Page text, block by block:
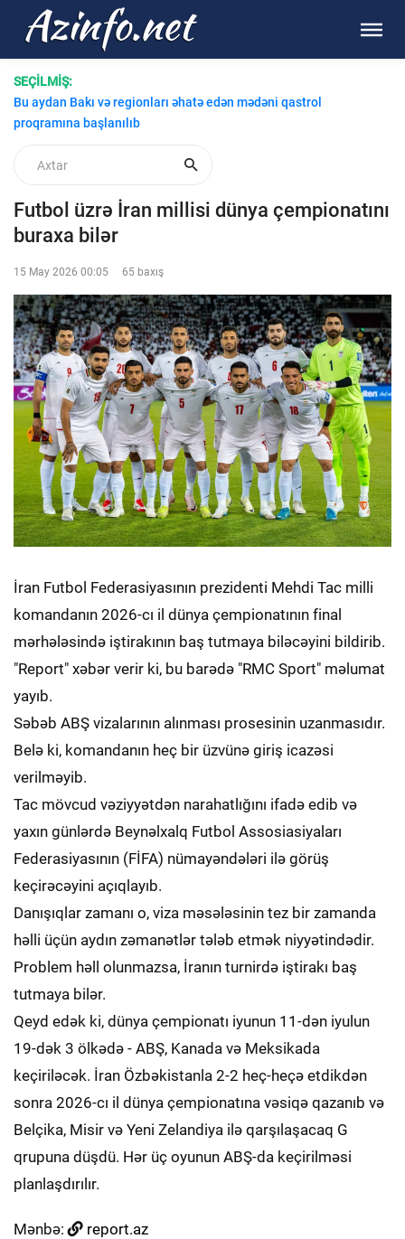
SEÇİLMİŞ:
Bu aydan Bakı və regionları əhatə edən mədəni qastrol
proqramına başlanılıb
Futbol üzrə İran millisi dünya çempionatını
buraxa bilər
15 May 2026 00:05 65 baxış
İran Futbol Federasiyasının prezidenti Mehdi Tac milli
komandanın 2026-cı il dünya çempionatının final
mərhələsində iştirakının baş tutmaya biləcəyini bildirib.
"Report" xəbər verir ki, bu barədə "RMC Sport" məlumat
yayıb.
Səbəb ABŞ vizalarının alınması prosesinin uzanmasıdır.
Belə ki, komandanın heç bir üzvünə giriş icazəsi
verilməyib.
Tac mövcud vəziyyətdən narahatlığını ifadə edib və
yaxın günlərdə Beynəlxalq Futbol Assosiasiyaları
Federasiyasının (FİFA) nümayəndələri ilə görüş
keçirəcəyini açıqlayıb.
Danışıqlar zamanı o, viza məsələsinin tez bir zamanda
həlli üçün aydın zəmanətlər tələb etmək niyyətindədir.
Problem həll olunmazsa, İranın turnirdə iştirakı baş
tutmaya bilər.
Qeyd edək ki, dünya çempionatı iyunun 11-dən iyulun
19-dək 3 ölkədə - ABŞ, Kanada və Meksikada
keçiriləcək. İran Özbəkistanla 2-2 heç-heçə etdikdən
sonra 2026-cı il dünya çempionatına vəsiqə qazanıb və
Belçika, Misir və Yeni Zelandiya ilə qarşılaşacaq G
qrupuna düşdü. Hər üç oyunun ABŞ-da keçirilməsi
planlaşdırılır.
Mənbə: report.az